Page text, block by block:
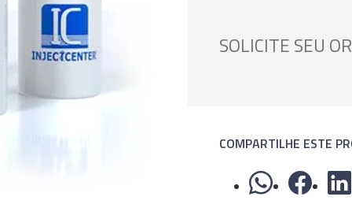
SOLICITE SEU
COMPARTILHE ESTE